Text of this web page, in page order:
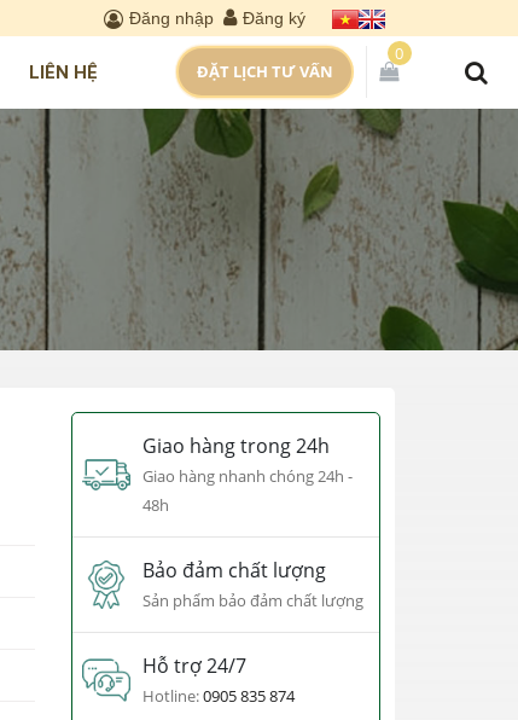
Đăng nhập Đăng ký
LIÊN HỆ ĐẶT LỊCH TƯ VẤN
0
Giao hàng trong 24h
Giao hàng nhanh chóng 24h -
48h
Bảo đảm chất lượng
Sản phẩm bảo đảm chất lượng
Hỗ trợ 24/7
Hotline:0905 835 874